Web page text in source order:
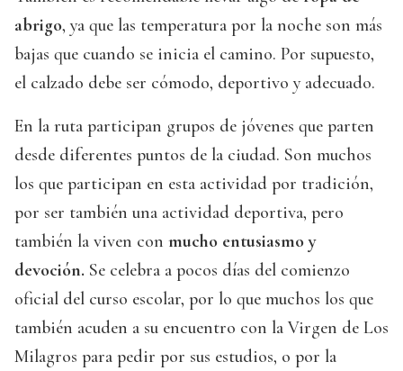
abrigo, ya que las temperatura por la noche son más
bajas que cuando se inicia el camino. Por supuesto,
el calzado debe ser cómodo, deportivo y adecuado.
En la ruta participan grupos de jóvenes que parten
desde diferentes puntos de la ciudad. Son muchos
los que participan en esta actividad por tradición,
por ser también una actividad deportiva, pero
también la viven con mucho entusiasmo y
devoción. Se celebra a pocos días del comienzo
oficial del curso escolar, por lo que muchos los que
también acuden a su encuentro con la Virgen de Los
Milagros para pedir por sus estudios, o por la